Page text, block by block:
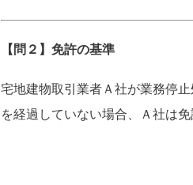
【問２】免許の基準
宅地建物取引業者Ａ社が業務停
を経過していない場合、Ａ社は